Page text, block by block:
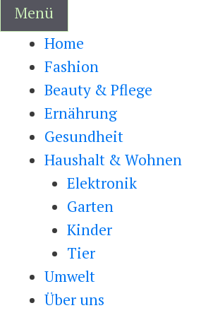
Menü
Home
Fashion
Beauty & Pflege
Ernährung
Gesundheit
Haushalt & Wohnen
Elektronik
Garten
Kinder
Tier
Umwelt
Über uns